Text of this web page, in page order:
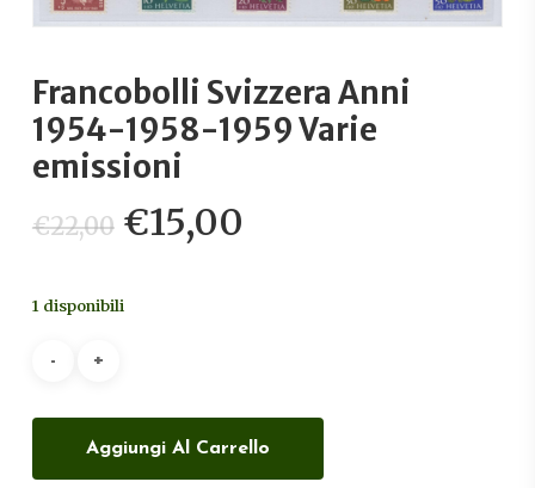
Francobolli Svizzera Anni
1954-1958-1959 Varie
emissioni
€22,00 Il
prezzo
originale
€15,00
1 disponibili
Aggiungi Al Carrello